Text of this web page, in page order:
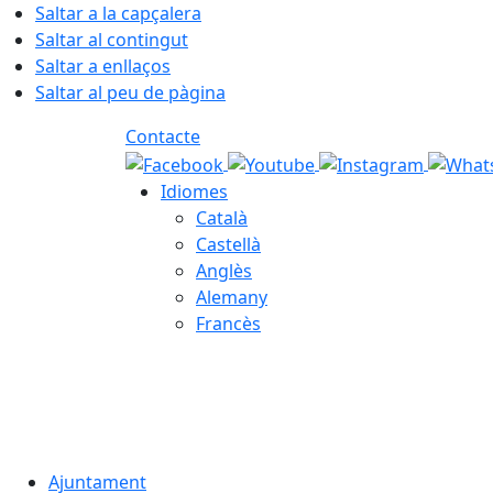
Saltar a la capçalera
Saltar al contingut
Saltar a enllaços
Saltar al peu de pàgina
Contacte
Idiomes
Català
Castellà
Anglès
Alemany
Francès
Ajuntament